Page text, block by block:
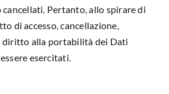
cancellati. Pertanto, allo spirare di
di accesso, cancellazione,
diritto alla portabilità dei Dati
esercitati.